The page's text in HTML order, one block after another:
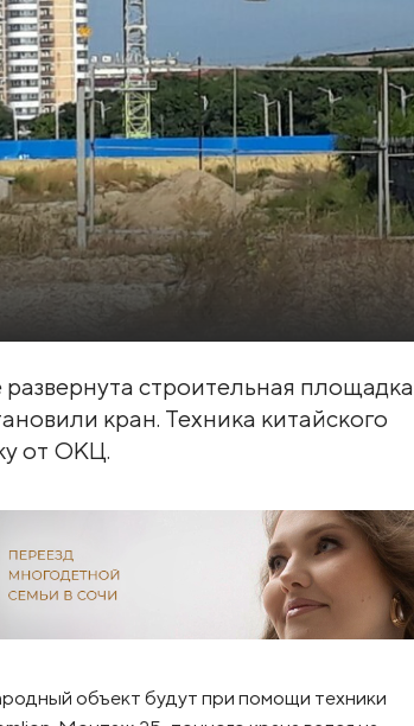
строительная площадка
кран. Техника китайского
от ОКЦ.
объект будут при помощи техники